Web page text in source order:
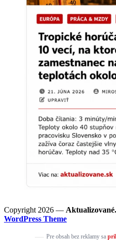
Copyright 2026 —
WordPress Theme
Pre obsah bez reklamy sa